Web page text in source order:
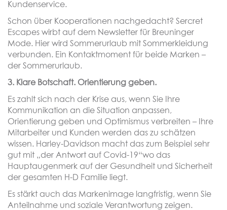
Kundenservice.
Schon über Kooperationen nachgedacht? Sercret
Escapes wirbt auf dem Newsletter für Breuninger
Mode. Hier wird Sommerurlaub mit Sommerkleidung
verbunden. Ein Kontaktmoment für beide Marken –
der Sommerurlaub.
3. Klare Botschaft. Orientierung geben.
Es zahlt sich nach der Krise aus, wenn Sie Ihre
Kommunikation an die Situation anpassen,
Orientierung geben und Optimismus verbreiten – Ihre
Mitarbeiter und Kunden werden das zu schätzen
wissen. Harley-Davidson macht das zum Beispiel sehr
gut mit „der Antwort auf Covid-19“wo das
Hauptaugenmerk auf der Gesundheit und Sicherheit
der gesamten H-D Familie liegt.
Es stärkt auch das Markenimage langfristig, wenn Sie
Anteilnahme und soziale Verantwortung zeigen.